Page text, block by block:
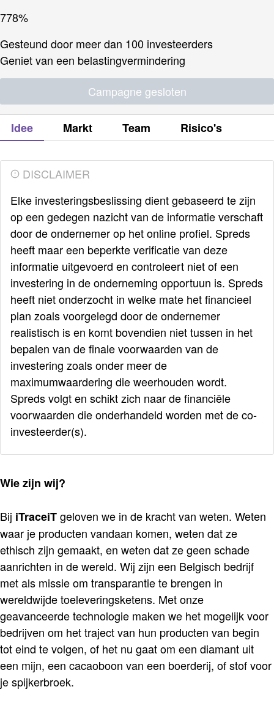
778%
Gesteund door meer dan 100 investeerders
Geniet van een belastingvermindering
Campagne gesloten
Idee Markt Team Risico's
DISCLAIMER
Elke investeringsbeslissing dient gebaseerd te zijn
op een gedegen nazicht van de informatie verschaft
door de ondernemer op het online profiel. Spreds
heeft maar een beperkte verificatie van deze
informatie uitgevoerd en controleert niet of een
investering in de onderneming opportuun is. Spreds
heeft niet onderzocht in welke mate het financieel
plan zoals voorgelegd door de ondernemer
realistisch is en komt bovendien niet tussen in het
bepalen van de finale voorwaarden van de
investering zoals onder meer de
maximumwaardering die weerhouden wordt.
Spreds volgt en schikt zich naar de financiële
voorwaarden die onderhandeld worden met de co-
investeerder(s).
Wie zijn wij?
Bij iTraceiTgeloven we in de kracht van weten. Weten
waar je producten vandaan komen, weten dat ze
ethisch zijn gemaakt, en weten dat ze geen schade
aanrichten in de wereld. Wij zijn een Belgisch bedrijf
met als missie om transparantie te brengen in
wereldwijde toeleveringsketens. Met onze
geavanceerde technologie maken we het mogelijk voor
bedrijven om het traject van hun producten van begin
tot eind te volgen, of het nu gaat om een diamant uit
een mijn, een cacaoboon van een boerderij, of stof voor
je spijkerbroek.